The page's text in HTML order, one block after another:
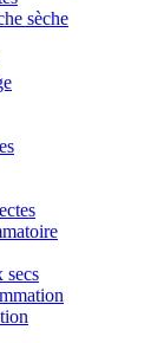
sèche
secs